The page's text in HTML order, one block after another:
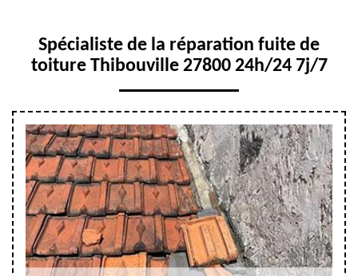
Spécialiste de la réparation fuite de
toiture Thibouville 27800 24h/24 7j/7